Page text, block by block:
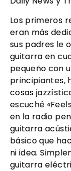
Los primeros
eran más
sus padres le
guitarra en
pequeño con
principiantes,
cosas
escuché
en la radio
guitarra
básico que
ni idea.
guitarra